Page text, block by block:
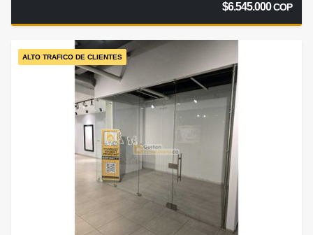
$6.545.000COP
ALTO TRAFICO DE CLIENTES